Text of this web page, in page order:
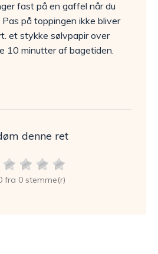
fast på en gaffel når du
på toppingen ikke bliver
et stykke sølvpapir over
10 minutter af bagetiden.
denne ret
fra 0 stemme(r)